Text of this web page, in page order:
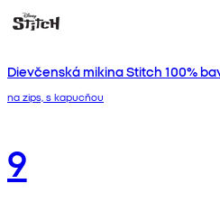
Dievčenská mikina Stitch 100%
na zips, s kapucňou
9